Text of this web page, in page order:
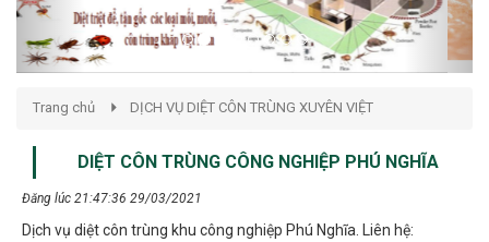
DỊCH VỤ DIỆT CÔN TRÙNG XUYÊN VIỆT
DIỆT CÔN TRÙNG CÔNG NGHIỆP PHÚ NGHĨA